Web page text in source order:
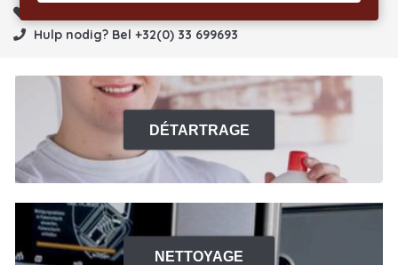
Hulp nodig? Bel +32(0) 33 699693
DÉTARTRAGE
NETTOYAGE